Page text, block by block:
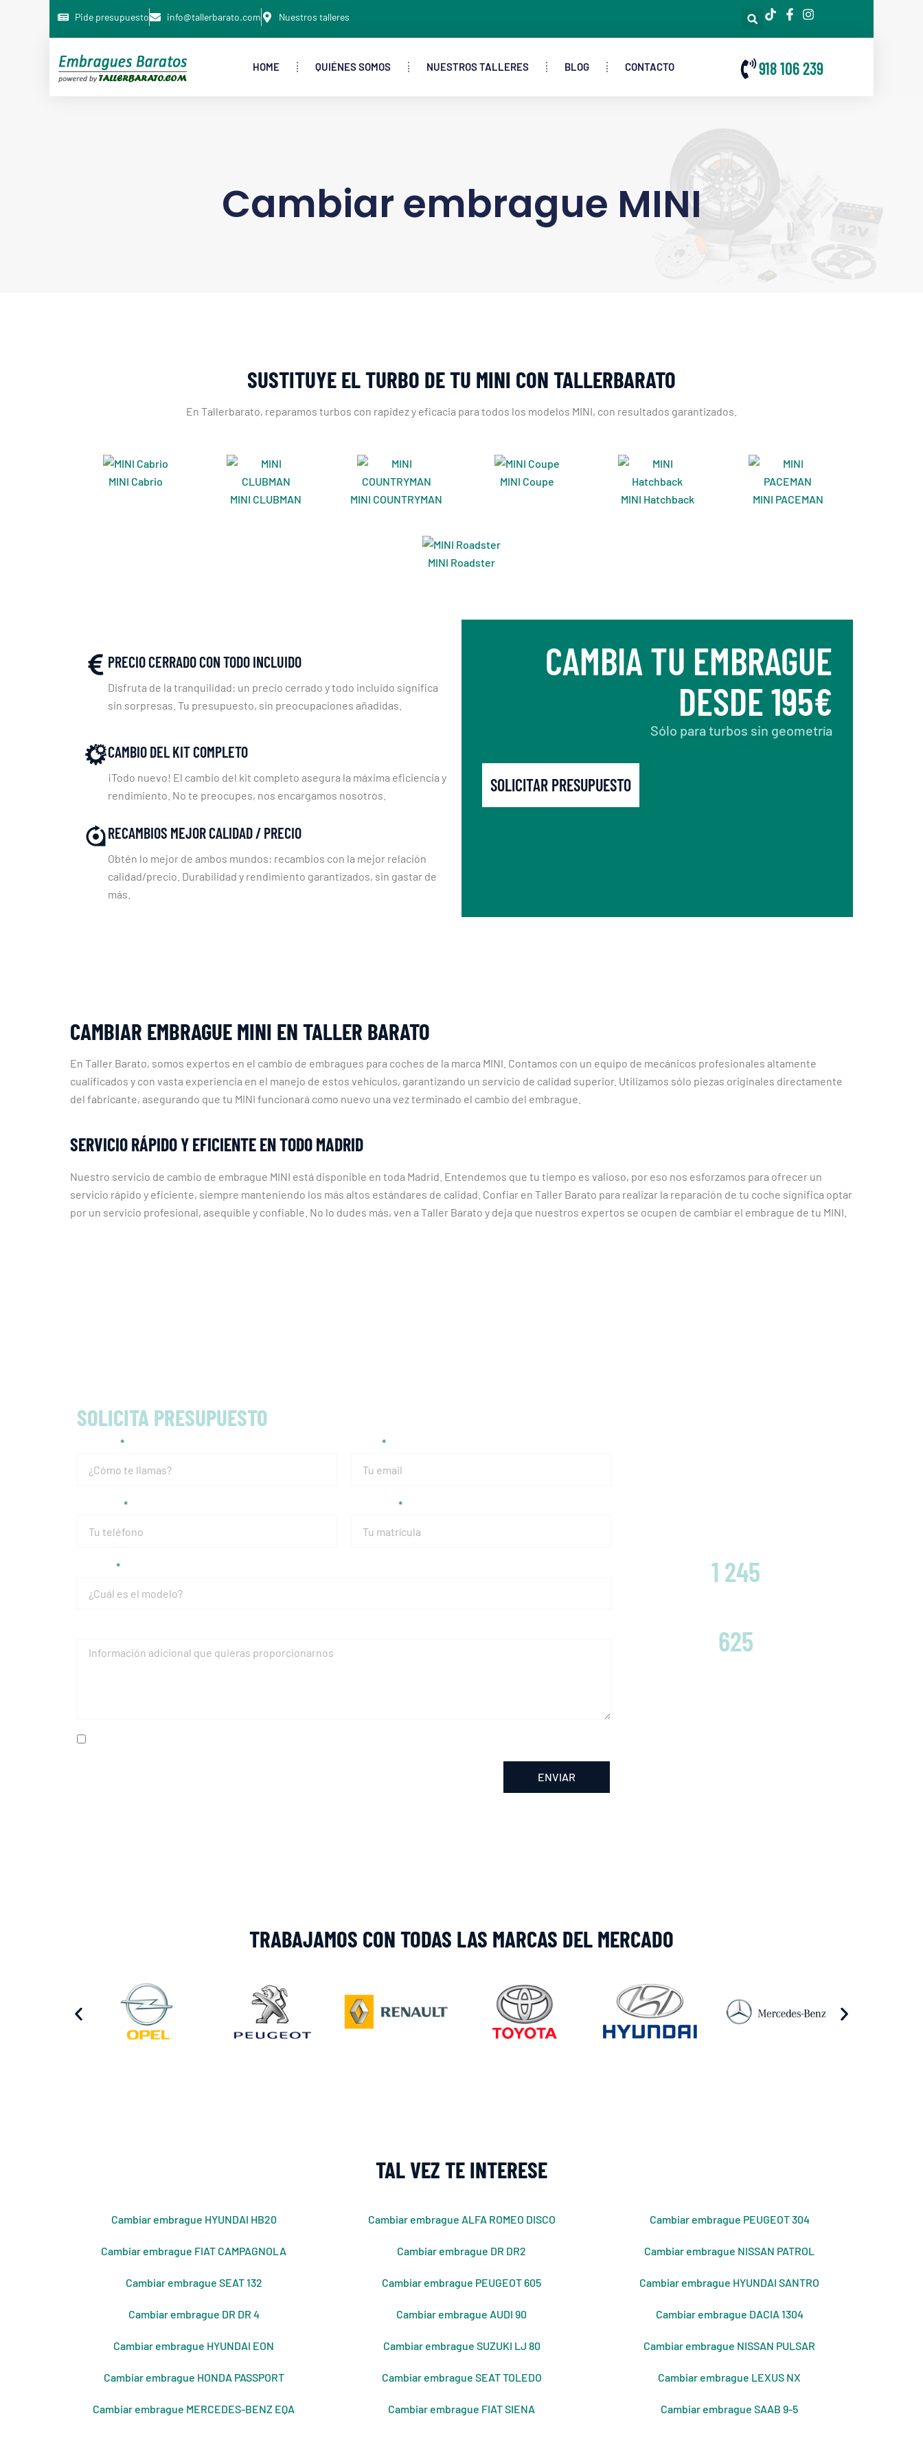
Pide presupuesto info@tallerbarato.com Nuestros talleres
HOME QUIÉNES SOMOS NUESTROS TALLERES BLOG CONTACTO 918 106 239
Cambiar embrague MINI
SUSTITUYE EL TURBO DE TU MINI CON TALLERBARATO
En Tallerbarato, reparamos turbos con rapidez y eficacia para todos los modelos MINI, con resultados garantizados.
MINI Cabrio
MINI CLUBMAN
MINI COUNTRYMAN
MINI Coupe
MINI Hatchback
MINI PACEMAN
MINI Roadster
PRECIO CERRADO CON TODO INCLUIDO
Disfruta de la tranquilidad: un precio cerrado y todo incluido significa
sin sorpresas. Tu presupuesto, sin preocupaciones añadidas.
CAMBIO DEL KIT COMPLETO
¡Todo nuevo! El cambio del kit completo asegura la máxima eficiencia y
rendimiento. No te preocupes, nos encargamos nosotros.
RECAMBIOS MEJOR CALIDAD / PRECIO
Obtén lo mejor de ambos mundos: recambios con la mejor relación
calidad/precio. Durabilidad y rendimiento garantizados, sin gastar de
más.
CAMBIA TU EMBRAGUE
DESDE 195€
Sólo para turbos sin geometría
SOLICITAR PRESUPUESTO
CAMBIAR EMBRAGUE MINI EN TALLER BARATO
En Taller Barato, somos expertos en el cambio de embragues para coches de la marca MINI. Contamos con un equipo de mecánicos profesionales altamente
cualificados y con vasta experiencia en el manejo de estos vehículos, garantizando un servicio de calidad superior. Utilizamos sólo piezas originales directamente
del fabricante, asegurando que tu MINI funcionará como nuevo una vez terminado el cambio del embrague.
SERVICIO RÁPIDO Y EFICIENTE EN TODO MADRID
Nuestro servicio de cambio de embrague MINI está disponible en toda Madrid. Entendemos que tu tiempo es valioso, por eso nos esforzamos para ofrecer un
servicio rápido y eficiente, siempre manteniendo los más altos estándares de calidad. Confiar en Taller Barato para realizar la reparación de tu coche significa optar
por un servicio profesional, asequible y confiable. No lo dudes más, ven a Taller Barato y deja que nuestros expertos se ocupen de cambiar el embrague de tu MINI.
SOLICITA PRESUPUESTO
ENVIAR
1 245
625
TRABAJAMOS CON TODAS LAS MARCAS DEL MERCADO
TAL VEZ TE INTERESE
Cambiar embrague HYUNDAI HB20 Cambiar embrague ALFA ROMEO DISCO Cambiar embrague PEUGEOT 304
Cambiar embrague FIAT CAMPAGNOLA Cambiar embrague DR DR2 Cambiar embrague NISSAN PATROL
Cambiar embrague SEAT 132 Cambiar embrague PEUGEOT 605 Cambiar embrague HYUNDAI SANTRO
Cambiar embrague DR DR 4 Cambiar embrague AUDI 90 Cambiar embrague DACIA 1304
Cambiar embrague HYUNDAI EON Cambiar embrague SUZUKI LJ 80 Cambiar embrague NISSAN PULSAR
Cambiar embrague HONDA PASSPORT Cambiar embrague SEAT TOLEDO Cambiar embrague LEXUS NX
Cambiar embrague MERCEDES-BENZ EQA Cambiar embrague FIAT SIENA Cambiar embrague SAAB 9-5